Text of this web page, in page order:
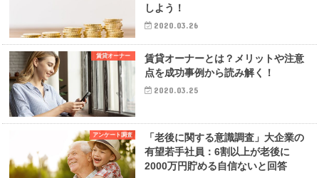
しよう！
2020.03.26
賃貸オーナー
賃貸オーナーとは？メリットや注意
点を成功事例から読み解く！
2020.03.25
アンケート調査
「老後に関する意識調査」大企業の
有望若手社員：6割以上が老後に
2000万円貯める自信ないと回答